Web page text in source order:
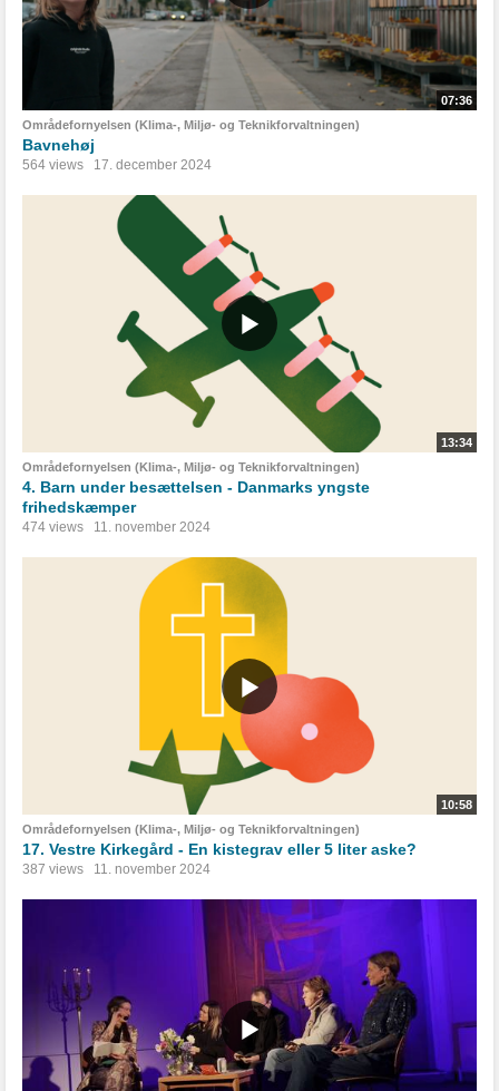
07:36
Områdefornyelsen (Klima-, Miljø- og Teknikforvaltningen)
Bavnehøj
564 views 17. december 2024
13:34
Områdefornyelsen (Klima-, Miljø- og Teknikforvaltningen)
4. Barn under besættelsen - Danmarks yngste
frihedskæmper
474 views 11. november 2024
10:58
Områdefornyelsen (Klima-, Miljø- og Teknikforvaltningen)
17. Vestre Kirkegård - En kistegrav eller 5 liter aske?
387 views 11. november 2024